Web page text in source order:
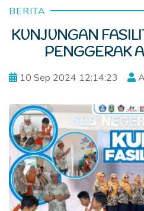
BERITA
KUNJUNGAN
PENGGERAK
10 Sep 2024 12:14:23